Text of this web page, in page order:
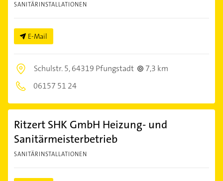
SANITÄRINSTALLATIONEN
E-Mail
Schulstr. 5,64319 Pfungstadt
7,3 km
06157 51 24
Ritzert SHK GmbH Heizung- und
Sanitärmeisterbetrieb
SANITÄRINSTALLATIONEN